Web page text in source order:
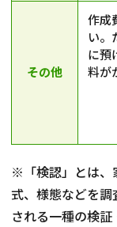
その他
作成
い。
に預
料が
※「検認」とは、
式、様態などを
される一種の検